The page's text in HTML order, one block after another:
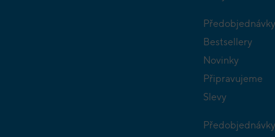
Předobjednávky
Bestsellery
Novinky
Připravujeme
Slevy
Předobjednávky